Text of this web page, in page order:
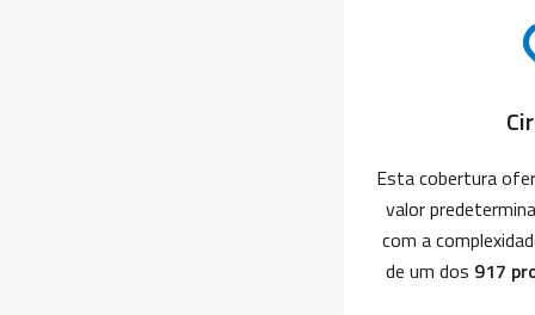
Esta cobertura
valor
com a
de um dos 917